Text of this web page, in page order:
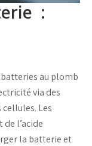
:
batteries au plomb
via des
Les
l’acide
la batterie et